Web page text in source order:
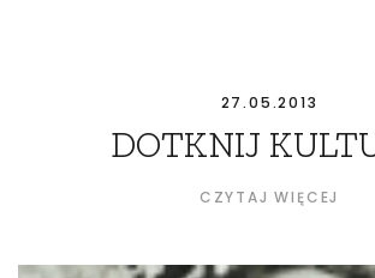
27.05.2013
DOTKNIJ
CZYTAJ WIĘCEJ